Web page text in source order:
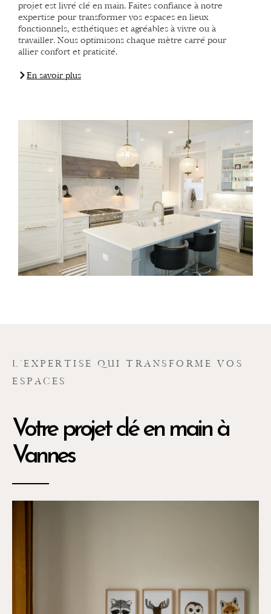
projet est livré clé en main. Faites confiance à notre
expertise pour transformer vos espaces en lieux
fonctionnels, esthétiques et agréables à vivre ou à
travailler. Nous optimisons chaque mètre carré pour
allier confort et praticité.
En savoir plus
L’EXPERTISE QUI TRANSFORME VOS
ESPACES
Votre projet clé en main à
Vannes